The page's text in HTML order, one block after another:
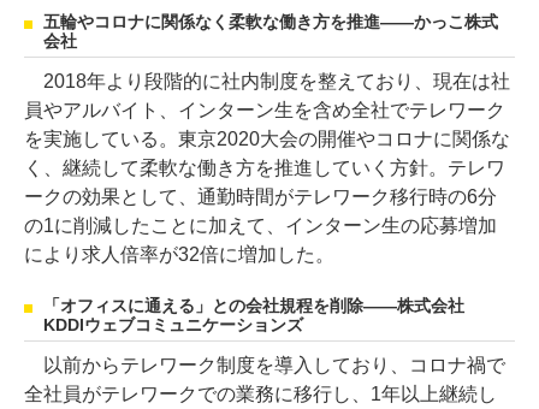
五輪やコロナに関係なく柔軟な働き方を推進――かっこ株式
会社
2018年より段階的に社内制度を整えており、現在は社
員やアルバイト、インターン生を含め全社でテレワーク
を実施している。東京2020大会の開催やコロナに関係な
く、継続して柔軟な働き方を推進していく方針。テレワ
ークの効果として、通勤時間がテレワーク移行時の6分
の1に削減したことに加えて、インターン生の応募増加
により求人倍率が32倍に増加した。
「オフィスに通える」との会社規程を削除――株式会社
KDDIウェブコミュニケーションズ
以前からテレワーク制度を導入しており、コロナ禍で
全社員がテレワークでの業務に移行し、1年以上継続し